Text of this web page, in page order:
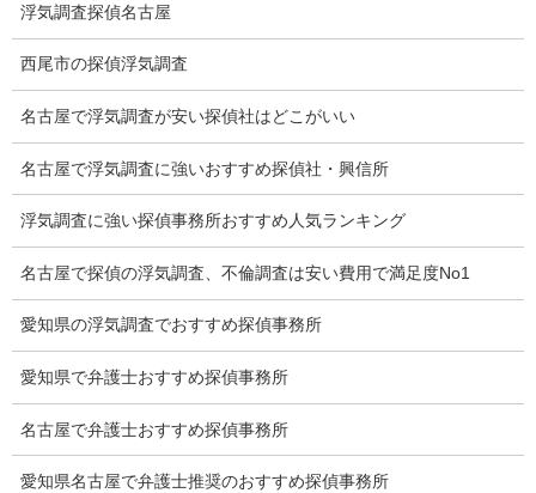
離婚手続
探偵社の要点
有責配偶者からの離婚
浮気をする人
探偵社の選び方
浮気度チェック
会社案内
浮気調査探偵名古屋
西尾市の探偵浮気調査
名古屋で浮気調査が安い探偵社はどこがいい
名古屋で浮気調査に強いおすすめ探偵社・興信所
浮気調査に強い探偵事務所おすすめ人気ランキング
名古屋で探偵の浮気調査、不倫調査は安い費用で満足度No1
愛知県の浮気調査でおすすめ探偵事務所
愛知県で弁護士おすすめ探偵事務所
名古屋で弁護士おすすめ探偵事務所
愛知県名古屋で弁護士推奨のおすすめ探偵事務所